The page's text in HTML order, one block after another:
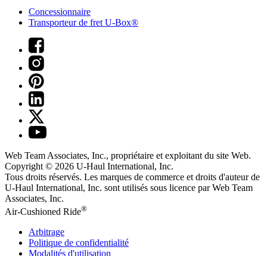
Concessionnaire
Transporteur de fret U-Box®
Web Team Associates, Inc., propriétaire et exploitant du site Web.
Copyright © 2026 U-Haul International, Inc.
Tous droits réservés. Les marques de commerce et droits d'auteur de
U-Haul International, Inc. sont utilisés sous licence par Web Team
Associates, Inc.
Air-Cushioned Ride®
Arbitrage
Politique de confidentialité
Modalités d'utilisation